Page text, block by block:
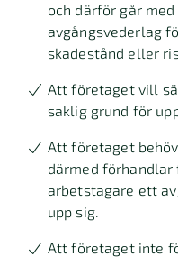
och därför går
avgångsvederlag
skadestånd eller
Att företaget vill
saklig grund för
Att företaget
därmed
arbetstagare ett
upp sig.
Att företaget inte